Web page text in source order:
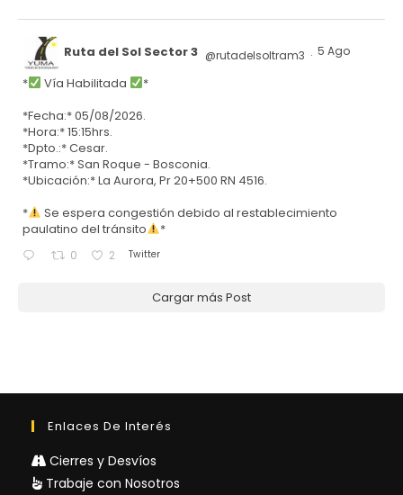
Ruta del Sol Sector 3 @rutadelsoltram3 · 5 Ago
* Vía Habilitada
*
*Fecha:* 05/08/2026.
*Hora:* 15:15hrs.
*Dpto.:* Cesar.
*Tramo:* San Roque - Bosconia.
*Ubicación:* La Aurora, Pr 20+500 RN 4516.
*
Se espera congestión debido al restablecimiento
paulatino del tránsito
*
0 2 Twitter
Cargar más Post
Enlaces De Interés
Cierres y Desvíos
Trabaje con Nosotros